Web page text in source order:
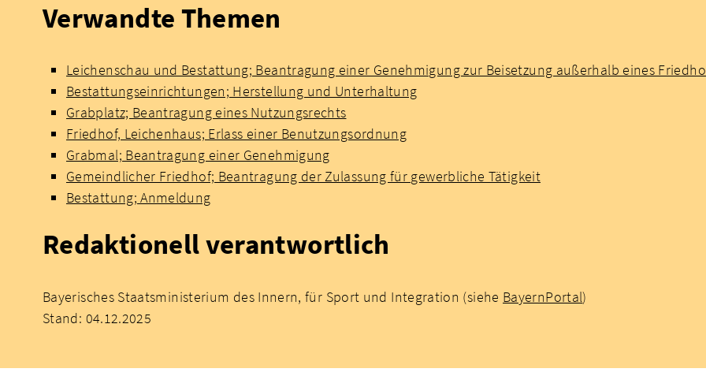
Verwandte Themen
Leichenschau und Bestattung; Beantragung einer Genehmigung zur Beisetzung außerhalb eines
Bestattungseinrichtungen; Herstellung und Unterhaltung
Grabplatz; Beantragung eines Nutzungsrechts
Friedhof, Leichenhaus; Erlass einer Benutzungsordnung
Grabmal; Beantragung einer Genehmigung
Gemeindlicher Friedhof; Beantragung der Zulassung für gewerbliche Tätigkeit
Bestattung; Anmeldung
Redaktionell verantwortlich
Bayerisches Staatsministerium des Innern, für Sport und Integration (siehe BayernPortal)
Stand: 04.12.2025